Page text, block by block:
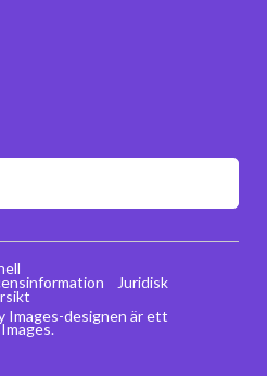
designen är ett
Juridisk